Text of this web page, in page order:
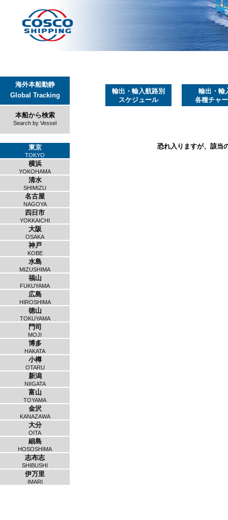
海外本船動静
Global Tracking
本船から検索
Search by Vessel
東京
TOKYO
横浜
YOKOHAMA
清水
SHIMIZU
名古屋
NAGOYA
四日市
YOKKAICHI
大阪
OSAKA
神戸
KOBE
水島
MIZUSHIMA
福山
FUKUYAMA
広島
HIROSHIMA
徳山
TOKUYAMA
門司
MOJI
博多
HAKATA
小樽
OTARU
新潟
NIIGATA
富山
TOYAMA
金沢
KANAZAWA
大分
OITA
細島
HOSOSHIMA
志布志
SHIBUSHI
伊万里
IMARI
輸出・輸入航路別
スケジュール
輸出・輸
各種チャ
恐れ入りますが、該当